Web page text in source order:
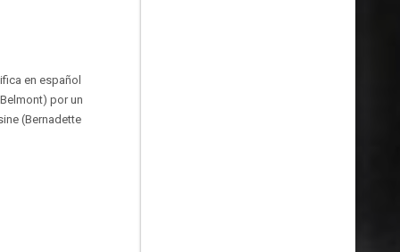
en español
por un
(Bernadette